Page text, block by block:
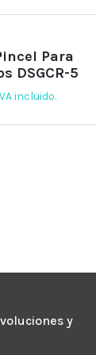
Para
DSGCR-5
incluido.
y